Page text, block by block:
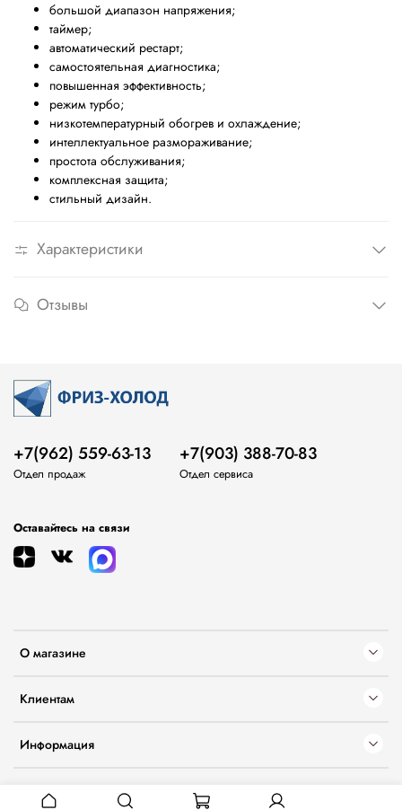
большой диапазон напряжения;
таймер;
автоматический рестарт;
самостоятельная диагностика;
повышенная эффективность;
режим турбо;
низкотемпературный обогрев и охлаждение;
интеллектуальное размораживание;
простота обслуживания;
комплексная защита;
стильный дизайн.
Характеристики
Отзывы
О магазине
Клиентам
Информация
+7(962) 559-63-13
Отдел продаж
+7(903) 388-70-83
Отдел сервиса
Оставайтесь на связи